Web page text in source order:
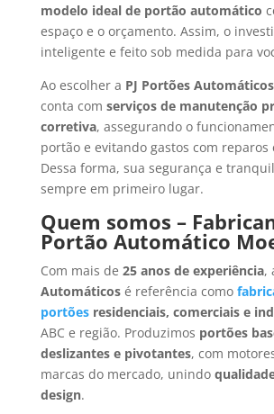
modelo ideal de portão automático
espaço e o orçamento. Assim, o
inteligente e feito sob medida para
Ao escolher a PJ Portões Automáticos
conta com serviços de manutenção
corretiva, assegurando o
portão e evitando gastos com reparos
Dessa forma, sua segurança e
sempre em primeiro lugar.
Quem somos –
Portão Automático
Com mais de 25 anos de experiência,
Automáticosé referência como
portõesresidenciais, comerciais e
ABC e região. Produzimos portões
deslizantes e pivotantes, com
marcas do mercado, unindo
design.